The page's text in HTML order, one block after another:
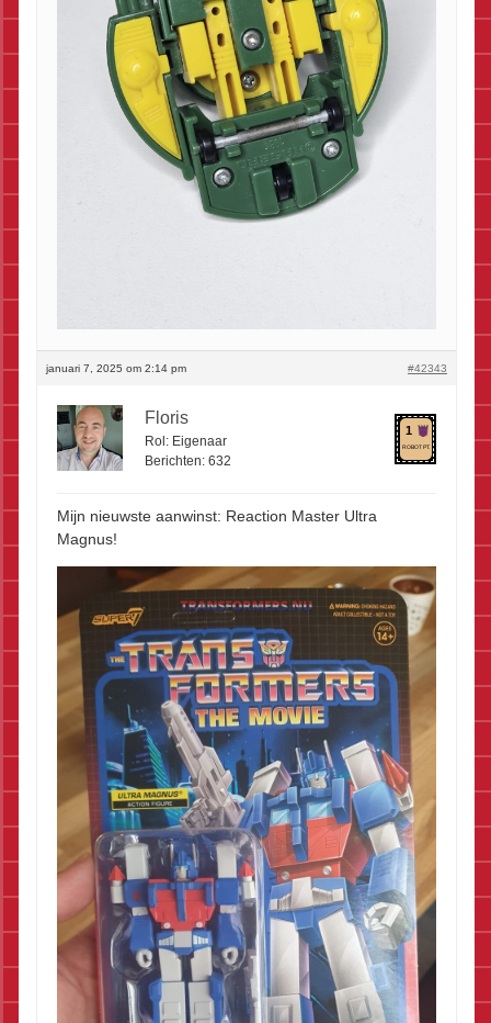
januari 7, 2025 om 2:14 pm #42343
Floris
Rol: Eigenaar
Berichten: 632
1
ROBOT PT.
Mijn nieuwste aanwinst: Reaction Master Ultra
Magnus!